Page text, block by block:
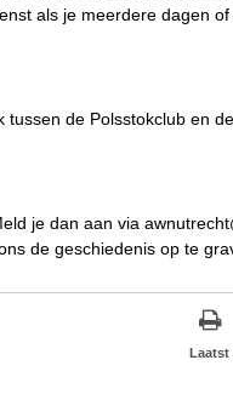
als je meerdere dagen
de Polsstokclub en
je dan aan via
de geschiedenis op te
Laatst